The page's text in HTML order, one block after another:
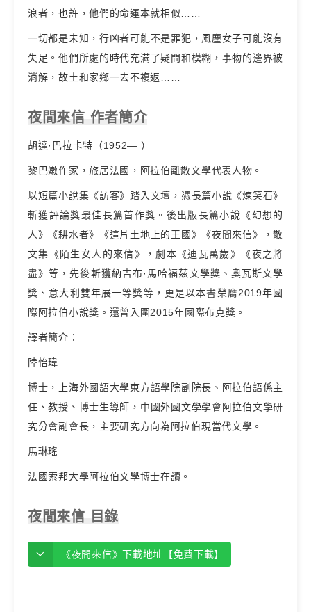
浪者，也許，他們的命運本就相似……
一切都是未知，行凶者可能不是罪犯，風塵女子可能沒有
失足。他們所處的時代充滿了疑問和模糊，事物的邊界被
消解，故土和家鄉一去不複返……
夜間來信 作者簡介
胡達·巴拉卡特（1952— ）
黎巴嫩作家，旅居法國，阿拉伯離散文學代表人物。
以短篇小說集《訪客》踏入文壇，憑長篇小說《煉笑石》
斬獲評論獎最佳長篇首作獎。後出版長篇小說《幻想的
人》《耕水者》《這片土地上的王國》《夜間來信》，散
文集《陌生女人的來信》，劇本《迪瓦萬歲》《夜之將
盡》等，先後斬獲納吉布·馬哈福茲文學獎、奧瓦斯文學
獎、意大利雙年展一等獎等，更是以本書榮膺2019年國
際阿拉伯小說獎。還曾入圍2015年國際布克獎。
譯者簡介：
陸怡瑋
博士，上海外國語大學東方語學院副院長、阿拉伯語係主
任、教授、博士生導師，中國外國文學學會阿拉伯文學研
究分會副會長，主要研究方向為阿拉伯現當代文學。
馬琳瑤
法國索邦大學阿拉伯文學博士在讀。
夜間來信 目錄
《夜間來信》下載地址【免費下載】